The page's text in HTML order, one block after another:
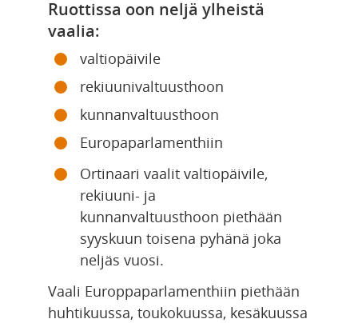
Ruottissa oon neljä ylheistä
vaalia:
valtiopäivile
rekiuunivaltuusthoon
kunnanvaltuusthoon
Europaparlamenthiin
Ortinaari vaalit valtiopäivile,
rekiuuni- ja
kunnanvaltuusthoon piethään
syyskuun toisena pyhänä joka
neljäs vuosi.
Vaali Europpaparlamenthiin piethään
huhtikuussa, toukokuussa, kesäkuussa